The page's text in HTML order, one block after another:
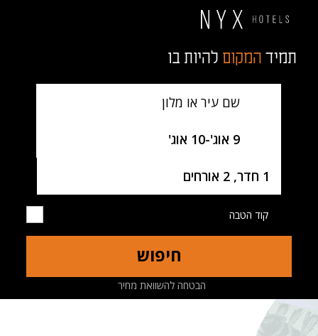
תמיד המקום להיות בו
9 אוג' -10 אוג'
1 חדר, 2 אורחים
קוד הטבה
חיפוש
הבטחה להשוואת מחיר
מלון חדרים מסעדות מפה